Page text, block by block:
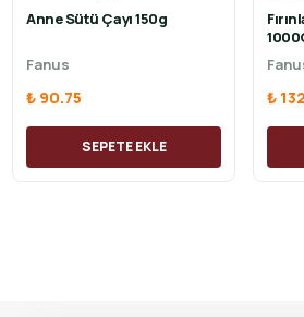
Anne Sütü Çayı 150g
Fanus
₺ 90.75
SEPETE EKLE
₺